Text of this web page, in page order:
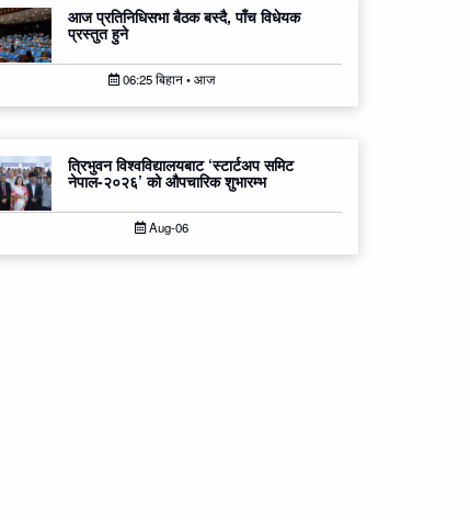
आज प्रतिनिधिसभा बैठक बस्दै, पाँच विधेयक
प्रस्तुत हुने
06:25 बिहान • आज
त्रिभुवन विश्वविद्यालयबाट ‘स्टार्टअप समिट
नेपाल-२०२६’ को औपचारिक शुभारम्भ
Aug-06